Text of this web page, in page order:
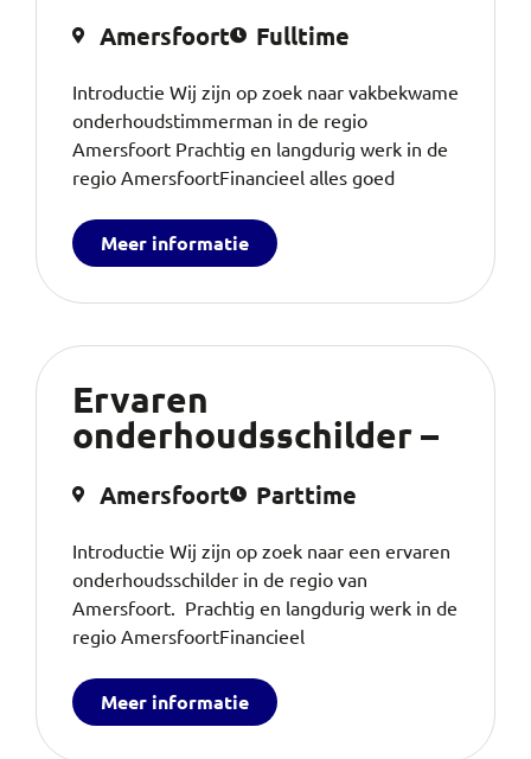
Amersfoort Fulltime
Introductie Wij zijn op zoek naar vakbekwame
onderhoudstimmerman in de regio
Amersfoort Prachtig en langdurig werk in de
regio AmersfoortFinancieel alles goed
Meer informatie
Ervaren
onderhoudsschilder –
Amersfoort Parttime
Introductie Wij zijn op zoek naar een ervaren
onderhoudsschilder in de regio van
Amersfoort. Prachtig en langdurig werk in de
regio AmersfoortFinancieel
Meer informatie